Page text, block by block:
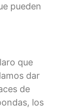
pueden
que
dar
de
los